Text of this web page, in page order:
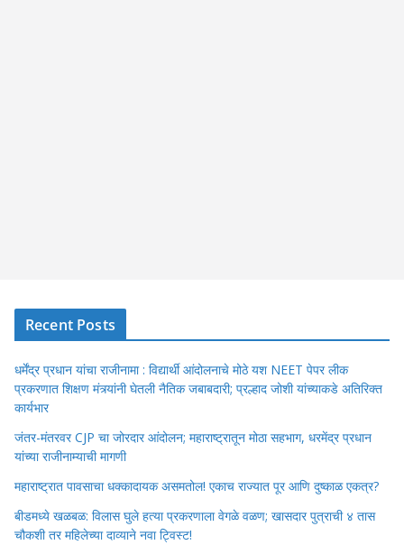
Recent Posts
धर्मेंद्र प्रधान यांचा राजीनामा : विद्यार्थी आंदोलनाचे मोठे यश NEET पेपर लीक
प्रकरणात शिक्षण मंत्र्यांनी घेतली नैतिक जबाबदारी; प्रल्हाद जोशी यांच्याकडे अतिरिक्त
कार्यभार
जंतर-मंतरवर CJP चा जोरदार आंदोलन; महाराष्ट्रातून मोठा सहभाग, धरमेंद्र प्रधान
यांच्या राजीनाम्याची मागणी
महाराष्ट्रात पावसाचा धक्कादायक असमतोल! एकाच राज्यात पूर आणि दुष्काळ एकत्र?
बीडमध्ये खळबळ: विलास घुले हत्या प्रकरणाला वेगळे वळण; खासदार पुत्राची ४ तास
चौकशी तर महिलेच्या दाव्याने नवा ट्विस्ट!